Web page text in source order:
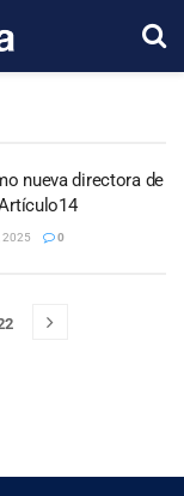
nueva directora de
2025 0